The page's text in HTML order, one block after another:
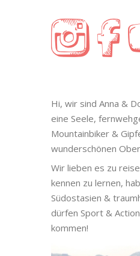
Hi, wir sind Anna &
eine Seele,
Mountainbiker &
wunderschönen
Wir lieben es zu
kennen zu lernen,
Südostasien &
dürfen Sport &
kommen!